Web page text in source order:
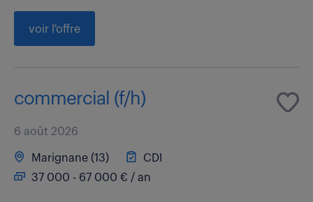
voir l'offre
commercial (f/h)
6 août 2026
Marignane (13)
CDI
37 000 - 67 000 € / an